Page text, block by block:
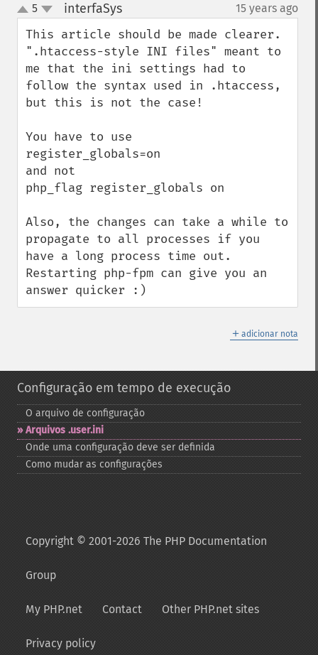
up
down
5 interfaSys¶ 15 years ago
This article should be made clearer.
".htaccess-style INI files" meant to
me that the ini settings had to
follow the syntax used in .htaccess,
but this is not the case!
You have to use
register_globals=on
and not
php_flag register_globals on
Also, the changes can take a while to
propagate to all processes if you
have a long process time out.
Restarting php-fpm can give you an
answer quicker :)
＋ adicionar nota
Configuração em tempo de execução
O arquivo de configuração
Arquivos .user.ini
Onde uma configuração deve ser definida
Como mudar as configurações
Copyright © 2001-2026 The PHP Documentation
Group
My PHP.net Contact Other PHP.net sites
Privacy policy